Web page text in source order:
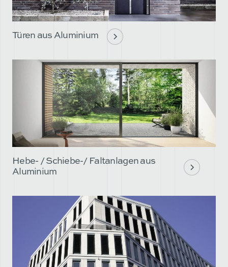
Türen aus Aluminium
Hebe- / Schiebe-/ Faltanlagen aus
Aluminium